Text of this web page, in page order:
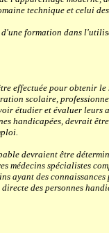
technique et celui
formation dans
pour obtenir le
scolaire,
étudier et évaluer leurs
handicapées, devrait
devraient être
médecins spécialistes
ayant des
des personnes